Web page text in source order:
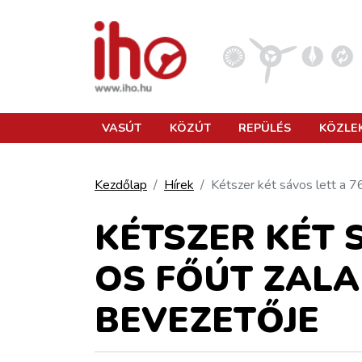
KÖZLEKEDÉSFEJLESZTÉS
ELLÁTÁSI LÁNC
VASÚT KÖZÚT REPÜLÉS
Kezdőlap Hírek Kétszer két sávos lett a
KÉTSZER KÉT
OS FŐÚT
BEVEZETŐJE